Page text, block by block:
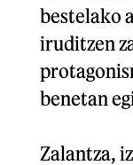
bestelako
iruditzen
benetan
Zalantza,